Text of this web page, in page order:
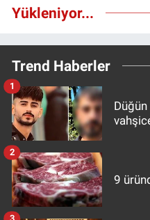
Yükleniyor...
Trend Haberler
1
9
2